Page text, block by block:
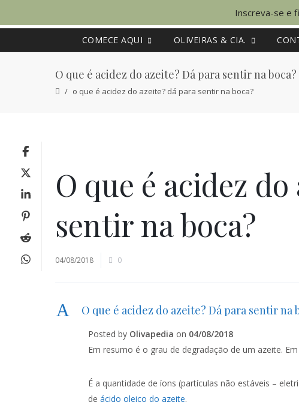
COMECE AQUI OLIVEIRAS & CIA.
O que é acidez do azeite? Dá para sentir na boca?
o que é acidez do azeite? dá para sentir na boca?
O que é acidez
sentir na boca?
04/08/2018 0
A O que é acidez do azeite? Dá para sentir na
Posted by Olivapedia on 04/08/2018
Em resumo é o grau de degradação de um azeite.
É a quantidade de íons (partículas não estáveis –
de ácido oleico do azeite.
Inscreva-se e